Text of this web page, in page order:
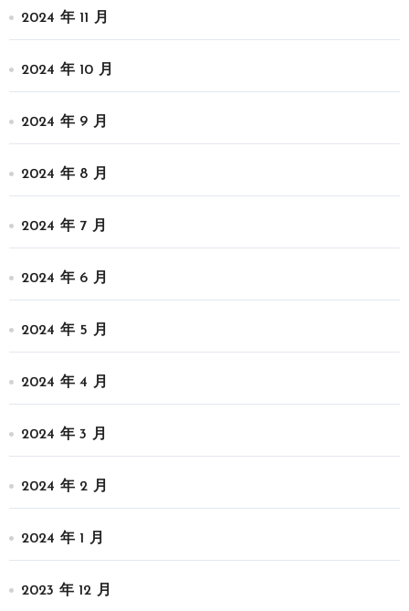
2024 年 11 月
2024 年 10 月
2024 年 9 月
2024 年 8 月
2024 年 7 月
2024 年 6 月
2024 年 5 月
2024 年 4 月
2024 年 3 月
2024 年 2 月
2024 年 1 月
2023 年 12 月